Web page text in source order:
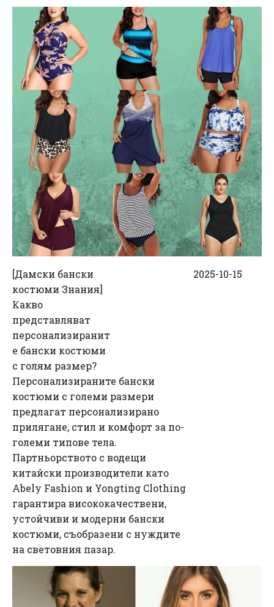
[Дамски бански
костюми Знания]
Какво
представляват
персонализиранит
е бански костюми
с голям размер?
Персонализираните бански
костюми с големи размери
предлагат персонализирано
прилягане, стил и комфорт за по-
големи типове тела.
Партньорството с водещи
китайски производители като
Abely Fashion и Yongting Clothing
гарантира висококачествени,
устойчиви и модерни бански
костюми, съобразени с нуждите
на световния пазар.
2025-10-15